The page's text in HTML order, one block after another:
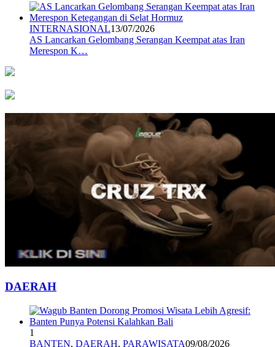
INTERNASIONAL13/07/2026
AS Lancarkan Gelombang Serangan Keempat atas Iran
Merespon K…
DAERAH
1
BANTEN, DAERAH, PARAWISATA09/08/2026